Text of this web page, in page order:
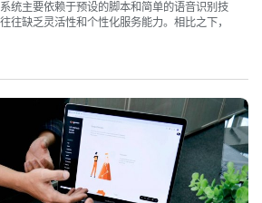
统主要依赖于预设的脚本和简单的语音识别技
往缺乏灵活性和个性化服务能力。相比之下，